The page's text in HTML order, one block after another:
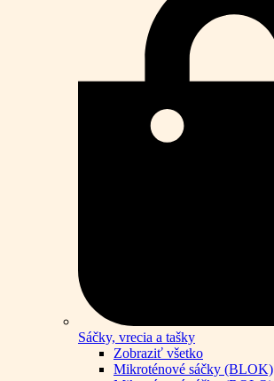
Sáčky, vrecia a tašky
Zobraziť všetko
Mikroténové sáčky (BLOK)